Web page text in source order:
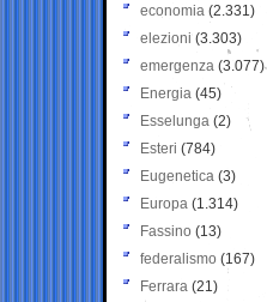
economia (2.331)
elezioni (3.303)
emergenza (3.077)
Energia (45)
Esselunga (2)
Esteri (784)
Eugenetica (3)
Europa (1.314)
Fassino (13)
federalismo (167)
Ferrara (21)